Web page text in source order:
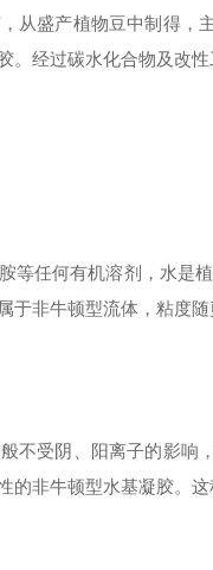
从盛产植物豆中制得
经过碳水化合物及改性
等任何有机溶剂，水是
非牛顿型流体，粘度随
不受阴、阳离子的影
非牛顿型水基凝胶。